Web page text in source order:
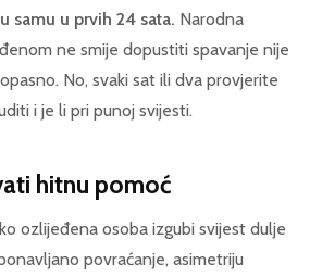
samu u prvih 24 sata. Narodna
ne smije dopustiti spavanje nije
No, svaki sat ili dva provjerite
i je li pri punoj svijesti.
hitnu pomoć
ozlijeđena osoba izgubi svijest dulje
povraćanje, asimetriju